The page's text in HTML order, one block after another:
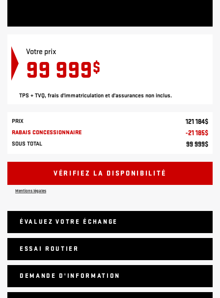
Votre prix
99 999$
TPS + TVQ, frais d'immatriculation et d'assurances non inclus.
PRIX 121 184$
RABAIS CONCESSIONNAIRE -21 185$
SOUS TOTAL 99 999$
VÉRIFIEZ LA DISPONIBILITÉ
Mentions légales
ÉVALUEZ VOTRE ÉCHANGE
ESSAI ROUTIER
DEMANDE D'INFORMATION